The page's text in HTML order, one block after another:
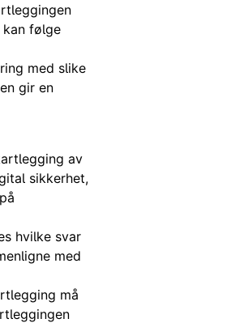
følge
med slike
gir en
av
sikkerhet,
hvilke svar
med
må